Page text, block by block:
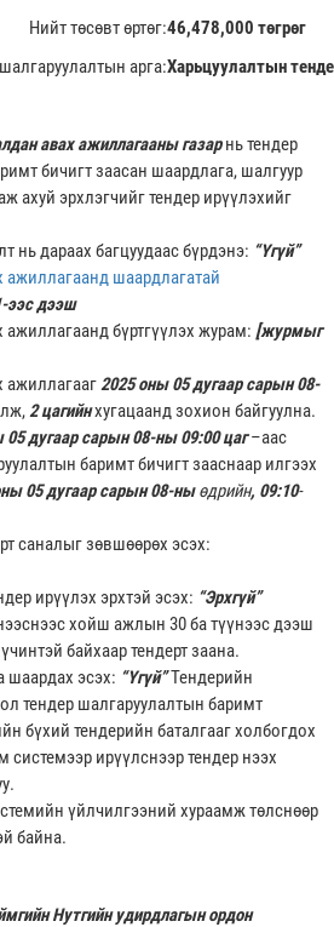
Нийт төсөвт өртөг:46,478,000 төгрөг
арга:Харьцуулалтын
авах ажиллагааны газарнь тендер
бичигт заасан шаардлага, шалгуур
ахуй эрхлэгчийг тендер ирүүлэхийг
нь дараах багцуудаас бүрдэнэ: “Үгүй”
ажиллагаанд шаардлагатай
ээс дээш
ажиллагаанд бүртгүүлэх журам: [журмыг
ажиллагааг2025оны 05 дугаар сарын 08-
2 цагийнхугацаанд зохион байгуулна.
05 дугаар сарын 08-ны 09:00 цаг–аас
баримт бичигт зааснаар илгээх
05 дугаар сарын 08-ныөдрийн, 09:10-
саналыг зөвшөөрөх эсэх:
ирүүлэх эрхтэй эсэх: “Эрхгүй”
хойш ажлын 30 ба түүнээс дээш
байхаар тендерт заана.
шаардах эсэх: “Үгүй”Тендерийн
тендер шалгаруулалтын баримт
бүхий тендерийн баталгааг холбогдох
ирүүлснээр тендер нээх
үйлчилгээний хураамж төлснөөр
байна.
Нутгийн удирдлагын ордон